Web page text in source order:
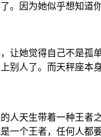
因为她似乎想知道
她觉得自己不是
人了。而天秤座本
天生带着一种王
个王者，任何人